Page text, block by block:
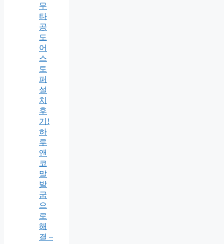
무
타
공
도
어
스
토
퍼
설
치
후
기!
하
루
앤
코
말
발
굽
으
로
해
결 –